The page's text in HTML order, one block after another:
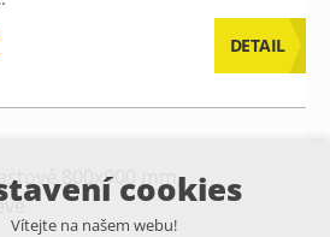
DETAIL
cookies
Vítejte na našem webu!